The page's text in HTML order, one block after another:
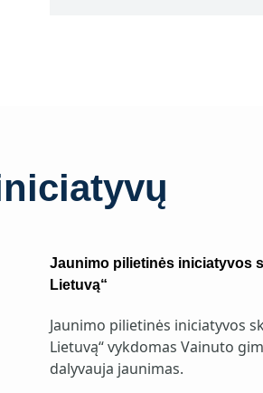
Jaunimo pilietinės iniciatyvos
Lietuvą“
Jaunimo pilietinės iniciatyvos
Lietuvą“ vykdomas Vainuto
dalyvauja jaunimas.